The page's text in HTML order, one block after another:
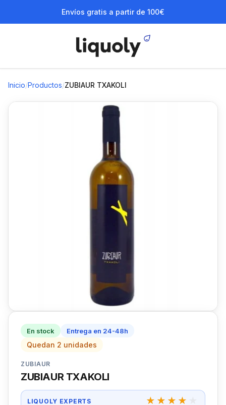
Envíos gratis a partir de 100€
Inicio/Productos/ZUBIAUR TXAKOLI
En stock Entrega en 24-48h
Quedan 2 unidades
ZUBIAUR
ZUBIAUR TXAKOLI
LIQUOLY EXPERTS